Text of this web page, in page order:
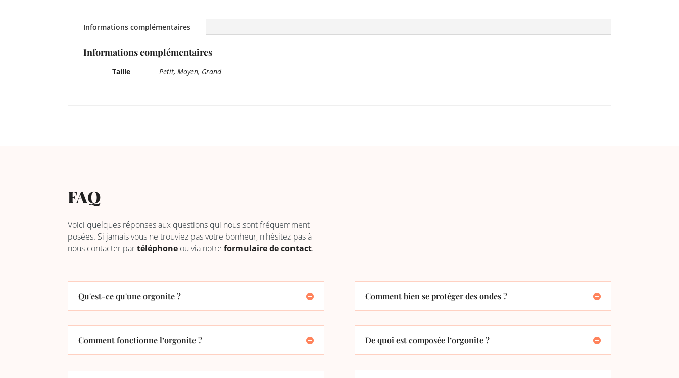
Informations complémentaires
Informations complémentaires
Taille Petit, Moyen, Grand
FAQ
Voici quelques réponses aux questions qui nous sont fréquemment
posées. Si jamais vous ne trouviez pas votre bonheur, n'hésitez pas à
nous contacter partéléphone ou via notreformulaire de contact.
Qu'est-ce qu'une orgonite ?
Comment fonctionne l’orgonite ?
Comment bien se protéger des ondes ?
De quoi est composée l’orgonite ?